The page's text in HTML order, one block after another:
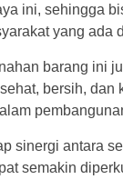
ini, sehingga
yang ada
barang ini
bersih, dan
sinergi antara
semakin